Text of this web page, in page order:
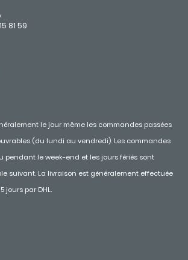
81 59
le jour même les commandes passées
(du lundi au vendredi). Les commandes
pendant le week-end et les jours fériés sont
suivant. La livraison est généralement effectuée
jours par DHL.